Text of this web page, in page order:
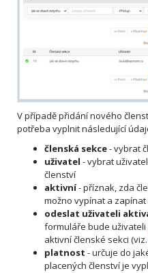
V případě přidání nového
potřeba vyplnit následující
členská sekce- vybrat
uživatel - vybrat
členství
aktivní- příznak, zda
možno vypínat a
odeslat uživateli
formuláře bude
aktivní členské sekci (viz.
platnost - určuje do
placených členství je